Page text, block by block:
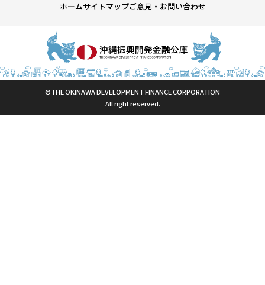
ホームサイトマップご意見・お問い合わせ
©THE OKINAWA DEVELOPMENT FINANCE CORPORATION
All right reserved.